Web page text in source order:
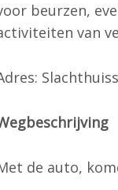
beurzen,
van
de auto,